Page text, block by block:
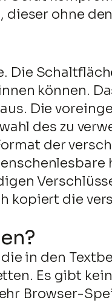
ohne
Die
können.
Die
des zu
der
kopiert die
in den
Es gibt
Browser-